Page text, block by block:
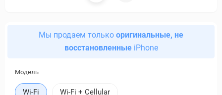
Мы продаем только оригинальные, не
восстановленныеiPhone
Модель
Wi-Fi Wi-Fi + Cellular